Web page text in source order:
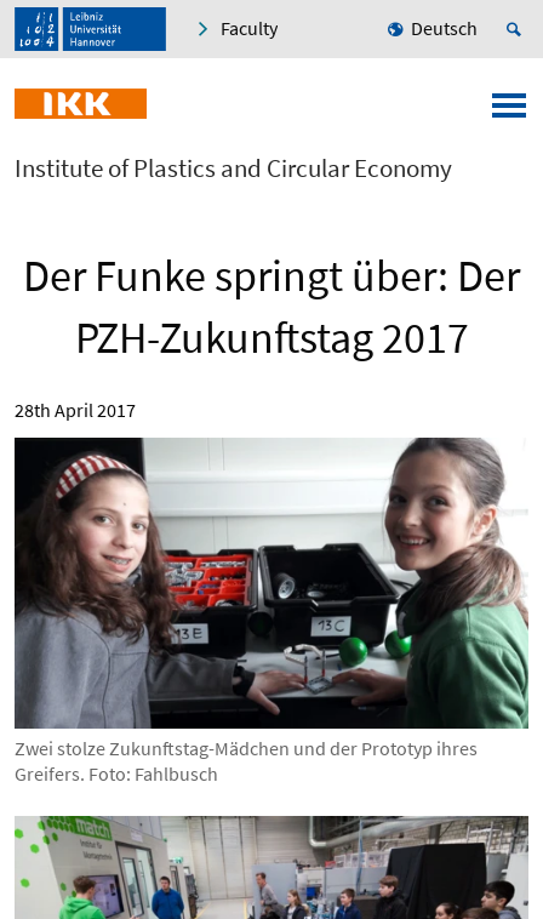
Faculty Deutsch
Institute of Plastics and Circular Economy
Der Funke springt über: Der
PZH-Zukunftstag 2017
28th April 2017
Zwei stolze Zukunftstag-Mädchen und der Prototyp ihres
Greifers. Foto: Fahlbusch